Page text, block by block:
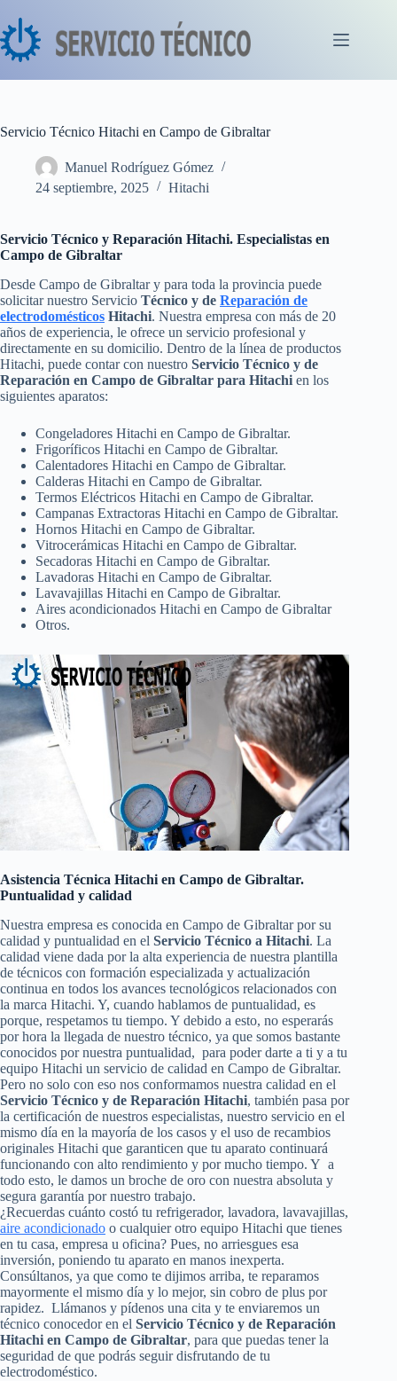
al
contenido
Servicio Técnico Hitachi en Campo de Gibraltar
Manuel Rodríguez Gómez
24 septiembre, 2025
Hitachi
Servicio Técnico y Reparación Hitachi. Especialistas en
Campo de Gibraltar
Desde Campo de Gibraltar y para toda la provincia puede
solicitar nuestro Servicio Técnico y de Reparación de
electrodomésticos Hitachi. Nuestra empresa con más de 20
años de experiencia, le ofrece un servicio profesional y
directamente en su domicilio. Dentro de la línea de productos
Hitachi, puede contar con nuestro Servicio Técnico y de
Reparación en Campo de Gibraltar para Hitachi en los
siguientes aparatos:
Congeladores Hitachi en Campo de Gibraltar.
Frigoríficos Hitachi en Campo de Gibraltar.
Calentadores Hitachi en Campo de Gibraltar.
Calderas Hitachi en Campo de Gibraltar.
Termos Eléctricos Hitachi en Campo de Gibraltar.
Campanas Extractoras Hitachi en Campo de Gibraltar.
Hornos Hitachi en Campo de Gibraltar.
Vitrocerámicas Hitachi en Campo de Gibraltar.
Secadoras Hitachi en Campo de Gibraltar.
Lavadoras Hitachi en Campo de Gibraltar.
Lavavajillas Hitachi en Campo de Gibraltar.
Aires acondicionados Hitachi en Campo de Gibraltar
Otros.
Asistencia Técnica Hitachi en Campo de Gibraltar.
Puntualidad y calidad
Nuestra empresa es conocida en Campo de Gibraltar por su
calidad y puntualidad en el Servicio Técnico a Hitachi. La
calidad viene dada por la alta experiencia de nuestra plantilla
de técnicos con formación especializada y actualización
continua en todos los avances tecnológicos relacionados con
la marca Hitachi. Y, cuando hablamos de puntualidad, es
porque, respetamos tu tiempo. Y debido a esto, no esperarás
por hora la llegada de nuestro técnico, ya que somos bastante
conocidos por nuestra puntualidad, para poder darte a ti y a tu
equipo Hitachi un servicio de calidad en Campo de Gibraltar.
Pero no solo con eso nos conformamos nuestra calidad en el
Servicio Técnico y de Reparación Hitachi, también pasa por
la certificación de nuestros especialistas, nuestro servicio en el
mismo día en la mayoría de los casos y el uso de recambios
originales Hitachi que garanticen que tu aparato continuará
funcionando con alto rendimiento y por mucho tiempo. Y a
todo esto, le damos un broche de oro con nuestra absoluta y
segura garantía por nuestro trabajo.
¿Recuerdas cuánto costó tu refrigerador, lavadora, lavavajillas,
aire acondicionado o cualquier otro equipo Hitachi que tienes
en tu casa, empresa u oficina? Pues, no arriesgues esa
inversión, poniendo tu aparato en manos inexperta.
Consúltanos, ya que como te dijimos arriba, te reparamos
mayormente el mismo día y lo mejor, sin cobro de plus por
rapidez. Llámanos y pídenos una cita y te enviaremos un
técnico conocedor en el Servicio Técnico y de Reparación
Hitachi en Campo de Gibraltar, para que puedas tener la
seguridad de que podrás seguir disfrutando de tu
electrodoméstico.